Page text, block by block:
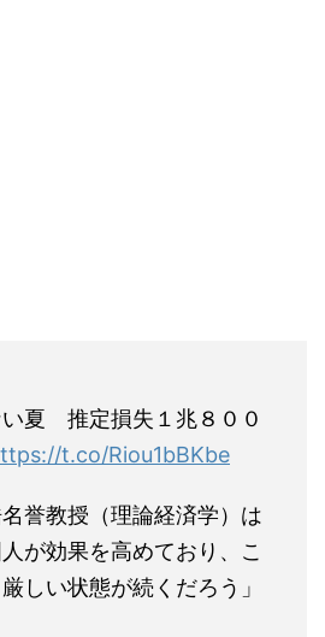
い夏 推定損失１兆８００
t.co/Riou1bBKbe
誉教授（理論経済学）は
が効果を高めており、こ
しい状態が続くだろう」